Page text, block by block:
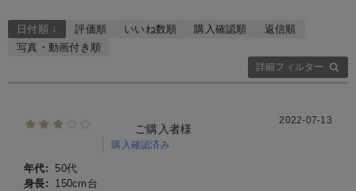
詳細フィルター
日付順 ↓ 評価順 いいね数順 購入確認順
返信順
写真・動画付き順
ご購入者様
購入確認済み
2022-07-13
年代: 50代
身長:
150cm台